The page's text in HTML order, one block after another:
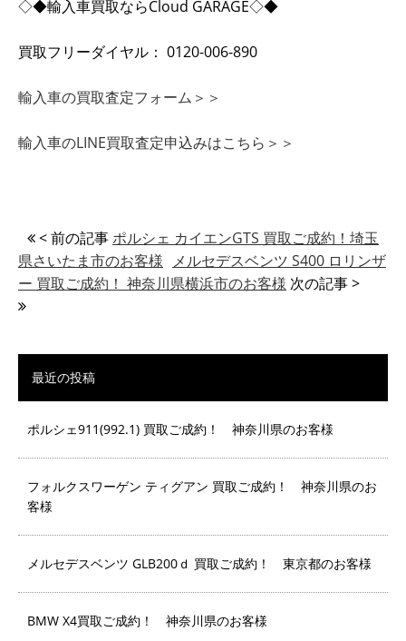
◇◆輸入車買取ならCloud GARAGE◇◆
買取フリーダイヤル： 0120-006-890
輸入車の買取査定フォーム＞＞
輸入車のLINE買取査定申込みはこちら＞＞
< 前の記事ポルシェ カイエンGTS 買取ご成約！埼玉
県さいたま市のお客様 メルセデスベンツ S400 ロリンザ
ー 買取ご成約！ 神奈川県横浜市のお客様 次の記事 >
最近の投稿
ポルシェ911(992.1) 買取ご成約！ 神奈川県のお客様
フォルクスワーゲン ティグアン 買取ご成約！ 神奈川県のお
客様
メルセデスベンツ GLB200ｄ 買取ご成約！ 東京都のお客様
BMW X4買取ご成約！ 神奈川県のお客様